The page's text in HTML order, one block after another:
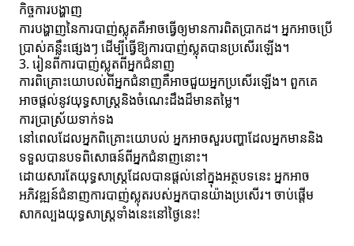
កិច្ចការបង្ហាញ
ការបង្ហាញនៃការបាញ់ស្លុតគឺអាចធ្វើឲ្យមានការពិតប្រាកដ។ អ្នកអាចប្រើ
ប្រាស់គន្លឹះផ្សេងៗ ដើម្បីធ្វើឱ្យការបាញ់ស្លុតបានប្រសើរឡើង។
3. រៀនពីការបាញ់ស្លុតពីអ្នកជំនាញ
ការពិគ្រោះយោបល់ពីអ្នកជំនាញគឺអាចជួយអ្នកប្រសើរឡើង។ ពួកគេ
អាចផ្តល់នូវយុទ្ធសាស្ត្រនិងចំណេះដឹងដ៏មានតម្លៃ។
ការប្រាស្រ័យទាក់ទង
នៅពេលដែលអ្នកពិគ្រោះយោបល់ អ្នកអាចសួរបញ្ហាដែលអ្នកមាននិង
ទទួលបានបទពិសោធន៍ពីអ្នកជំនាញនោះ។
ដោយសារតែយុទ្ធសាស្ត្រដែលបានផ្តល់នៅក្នុងអត្ថបទនេះ អ្នកអាច
អភិវឌ្ឍន៍ជំនាញការបាញ់ស្លុតរបស់អ្នកបានយ៉ាងប្រសើរ។ ចាប់ផ្តើម
សាកល្បងយុទ្ធសាស្ត្រទាំងនេះនៅថ្ងៃនេះ!